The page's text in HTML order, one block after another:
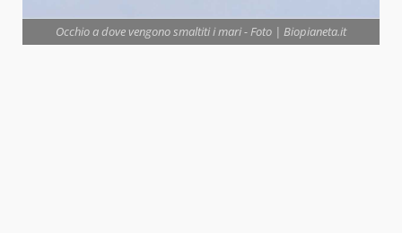
Occhio a dove vengono smaltiti i mari - Foto | Biopianeta.it